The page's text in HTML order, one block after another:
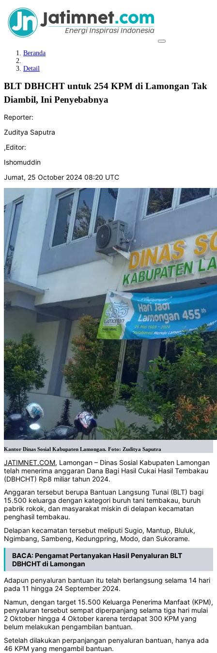
Beranda
Detail
BLT DBHCHT untuk 254 KPM di Lamongan Tak
Diambil, Ini Penyebabnya
Reporter:
Zuditya Saputra
,Editor:
Ishomuddin
Jumat, 25 October 2024 08:20 UTC
Kantor Dinas Sosial Kabupaten Lamongan. Foto: Zuditya Saputra
JATIMNET.COM, Lamongan – Dinas Sosial Kabupaten Lamongan
telah menerima anggaran Dana Bagi Hasil Cukai Hasil Tembakau
(DBHCHT) Rp8 miliar tahun 2024.
Anggaran tersebut berupa Bantuan Langsung Tunai (BLT) bagi
15.500 keluarga dengan kategori buruh tani tembakau, buruh
pabrik rokok, dan masyarakat miskin di delapan kecamatan
penghasil tembakau.
Delapan kecamatan tersebut meliputi Sugio, Mantup, Bluluk,
Ngimbang, Sambeng, Kedungpring, Modo, dan Sukorame.
BACA:Pengamat Pertanyakan Hasil Penyaluran BLT
DBHCHT di Lamongan
Adapun penyaluran bantuan itu telah berlangsung selama 14 hari
pada 11 hingga 24 September 2024.
Namun, dengan target 15.500 Keluarga Penerima Manfaat (KPM),
penyaluran tersebut sempat diperpanjang selama tiga hari mulai
2 Oktober hingga 4 Oktober karena terdapat 300 KPM yang
belum melakukan pengambilan bantuan.
Setelah dilakukan perpanjangan penyaluran bantuan, hanya ada
46 KPM yang mengambil bantuan.